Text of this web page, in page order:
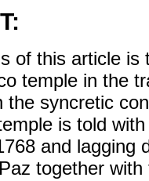
of this article
temple in the
the syncretic
is told
and lagging
together